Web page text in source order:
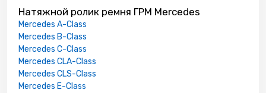
Натяжной ролик ремня ГРМ Mercedes
Mercedes A-Class
Mercedes B-Class
Mercedes C-Class
Mercedes CLA-Class
Mercedes CLS-Class
Mercedes E-Class